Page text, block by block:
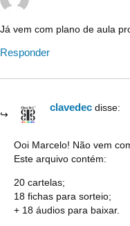
Já vem com plano de aula
Responder
clavedec disse:
Ooi Marcelo! Não vem
Este arquivo contém:
20 cartelas;
18 fichas para sorteio;
+ 18 áudios para baixar.